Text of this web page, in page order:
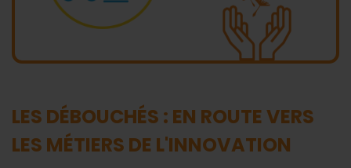
LES DÉBOUCHÉS : EN ROUTE VERS
LES MÉTIERS DE L'INNOVATION